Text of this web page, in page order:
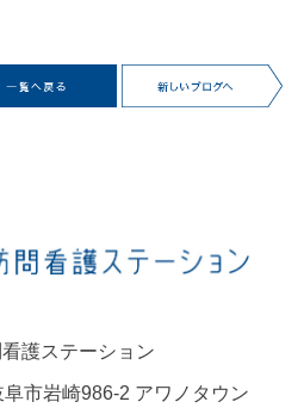
護ステーション
市岩崎986-2 アワノタウン